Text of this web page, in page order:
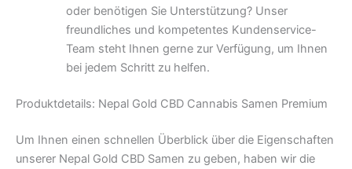
oder benötigen Sie Unterstützung? Unser
freundliches und kompetentes Kundenservice-
Team steht Ihnen gerne zur Verfügung, um Ihnen
bei jedem Schritt zu helfen.
Produktdetails: Nepal Gold CBD Cannabis Samen Premium
Um Ihnen einen schnellen Überblick über die Eigenschaften
unserer Nepal Gold CBD Samen zu geben, haben wir die